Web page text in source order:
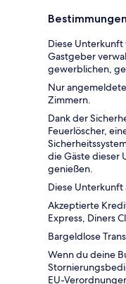
Bestimmungen
Diese
Gastgeber
gewerblichen,
Nur
Zimmern.
Dank der
Feuerlöscher,
die Gäste dieser
genießen.
Diese
Akzeptierte
Express, Diners
Bargeldlose
Wenn du deine
EU-